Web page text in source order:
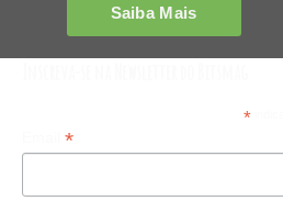
*
*